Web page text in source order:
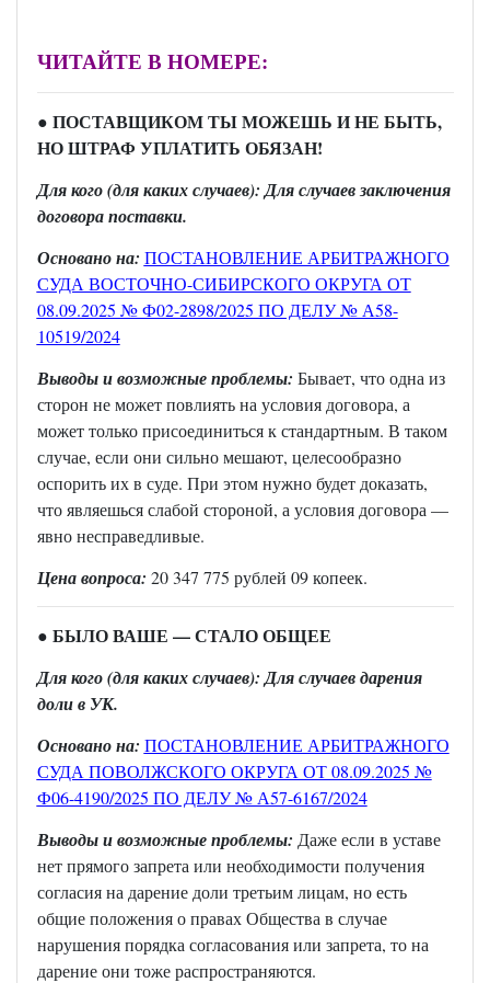
ЧИТАЙТЕ В НОМЕРЕ:
● ПОСТАВЩИКОМ ТЫ МОЖЕШЬ И НЕ БЫТЬ,
НО ШТРАФ УПЛАТИТЬ ОБЯЗАН!
Для кого (для каких случаев): Для случаев заключения
договора поставки.
Основано на: ПОСТАНОВЛЕНИЕ АРБИТРАЖНОГО
СУДА ВОСТОЧНО-СИБИРСКОГО ОКРУГА ОТ
08.09.2025 № Ф02-2898/2025 ПО ДЕЛУ № А58-
10519/2024
Выводы и возможные проблемы: Бывает, что одна из
сторон не может повлиять на условия договора, а
может только присоединиться к стандартным. В таком
случае, если они сильно мешают, целесообразно
оспорить их в суде. При этом нужно будет доказать,
что являешься слабой стороной, а условия договора —
явно несправедливые.
Цена вопроса: 20 347 775 рублей 09 копеек.
● БЫЛО ВАШЕ — СТАЛО ОБЩЕЕ
Для кого (для каких случаев): Для случаев дарения
доли в УК.
Основано на: ПОСТАНОВЛЕНИЕ АРБИТРАЖНОГО
СУДА ПОВОЛЖСКОГО ОКРУГА ОТ 08.09.2025 №
Ф06-4190/2025 ПО ДЕЛУ № А57-6167/2024
Выводы и возможные проблемы: Даже если в уставе
нет прямого запрета или необходимости получения
согласия на дарение доли третьим лицам, но есть
общие положения о правах Общества в случае
нарушения порядка согласования или запрета, то на
дарение они тоже распространяются.